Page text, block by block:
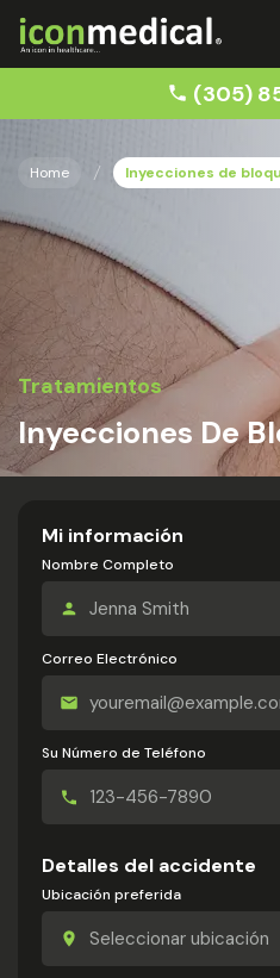
(305)
Home Inyecciones de
Tratamientos
Inyecciones De
Mi información
Nombre Completo
Correo Electrónico
Su Número de Teléfono
Detalles del accidente
Ubicación preferida